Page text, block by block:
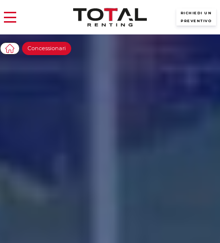
RICHIEDI UN
PREVENTIVO
Concessionari